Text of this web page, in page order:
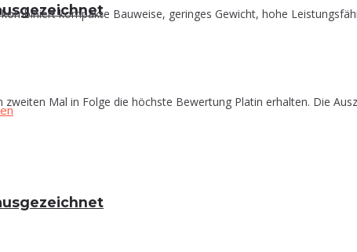
Mal in Folge die höchste Bewertung Platin erhalten. Die
kompakte Bauweise, geringes Gewicht, hohe